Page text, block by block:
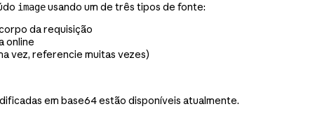
imageusando um de três tipos de fonte:
da requisição
online
vez, referencie muitas vezes)
em base64 estão disponíveis atualmente.